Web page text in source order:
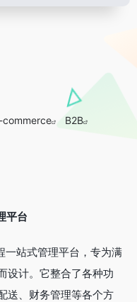
commerce B2B
平台
站式管理平台，专为满
设计。它整合了各种功
送、财务管理等各个方